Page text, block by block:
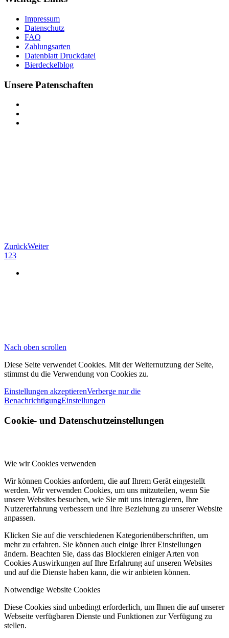
Impressum
Datenschutz
FAQ
Zahlungsarten
Datenblatt Druckdatei
Bierdeckelblog
Unsere Patenschaften
ZurückWeiter
1 23
Nach oben scrollen
Diese Seite verwendet Cookies. Mit der Weiternutzung der Seite,
stimmst du die Verwendung von Cookies zu.
Einstellungen akzeptierenVerberge nur die
BenachrichtigungEinstellungen
Cookie- und Datenschutzeinstellungen
Wie wir Cookies verwenden
Wir können Cookies anfordern, die auf Ihrem Gerät eingestellt
werden. Wir verwenden Cookies, um uns mitzuteilen, wenn Sie
unsere Websites besuchen, wie Sie mit uns interagieren, Ihre
Nutzererfahrung verbessern und Ihre Beziehung zu unserer Website
anpassen.
Klicken Sie auf die verschiedenen Kategorienüberschriften, um
mehr zu erfahren. Sie können auch einige Ihrer Einstellungen
ändern. Beachten Sie, dass das Blockieren einiger Arten von
Cookies Auswirkungen auf Ihre Erfahrung auf unseren Websites
und auf die Dienste haben kann, die wir anbieten können.
Notwendige Website Cookies
Diese Cookies sind unbedingt erforderlich, um Ihnen die auf unserer
Webseite verfügbaren Dienste und Funktionen zur Verfügung zu
stellen.